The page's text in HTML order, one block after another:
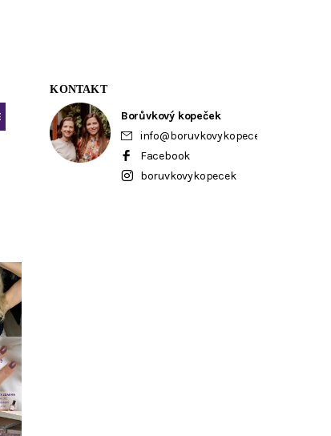
KONTAKT
Borůvkový kopeček
info@boruvkovykopecek.cz
Facebook
boruvkovykopecek